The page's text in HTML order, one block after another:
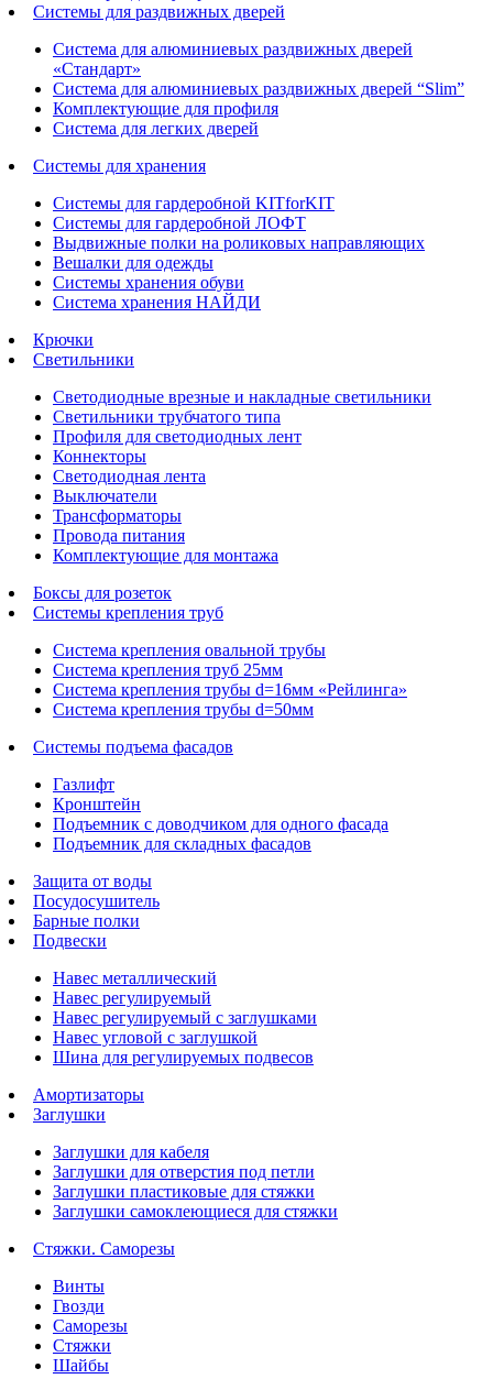
Системы для раздвижных дверей
Система для алюминиевых раздвижных дверей
«Стандарт»
Система для алюминиевых раздвижных дверей “Slim”
Комплектующие для профиля
Система для легких дверей
Системы для хранения
Системы для гардеробной KITforKIT
Системы для гардеробной ЛОФТ
Выдвижные полки на роликовых направляющих
Вешалки для одежды
Системы хранения обуви
Система хранения НАЙДИ
Крючки
Светильники
Светодиодные врезные и накладные светильники
Светильники трубчатого типа
Профиля для светодиодных лент
Коннекторы
Светодиодная лента
Выключатели
Трансформаторы
Провода питания
Комплектующие для монтажа
Боксы для розеток
Системы крепления труб
Система крепления овальной трубы
Система крепления труб 25мм
Система крепления трубы d=16мм «Рейлинга»
Система крепления трубы d=50мм
Системы подъема фасадов
Газлифт
Кронштейн
Подъемник с доводчиком для одного фасада
Подъемник для складных фасадов
Защита от воды
Посудосушитель
Барные полки
Подвески
Навес металлический
Навес регулируемый
Навес регулируемый с заглушками
Навес угловой с заглушкой
Шина для регулируемых подвесов
Амортизаторы
Заглушки
Заглушки для кабеля
Заглушки для отверстия под петли
Заглушки пластиковые для стяжки
Заглушки самоклеющиеся для стяжки
Стяжки. Саморезы
Винты
Гвозди
Саморезы
Стяжки
Шайбы